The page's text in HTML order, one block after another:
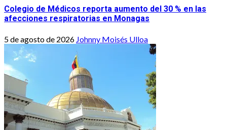
Colegio de Médicos reporta aumento del 30 % en las
afecciones respiratorias en Monagas
5 de agosto de 2026 Johnny Moisés Ulloa